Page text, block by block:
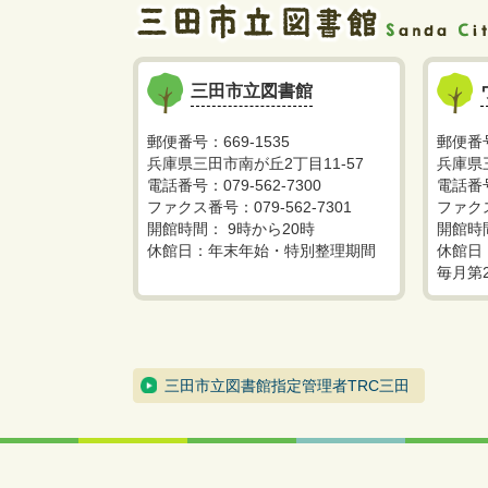
三田市立図書館
郵便番号：669-1535
兵庫県三田市南が丘2丁目11-57
電話番号：079-562-7300
ファクス番号：079-562-7301
開館時間： 9時から20時
休館日：年末年始・特別整理期間
郵便番
兵庫県
電話番
ファク
開館時
休館日
毎月第
三田市立図書館指定管理者TRC三田